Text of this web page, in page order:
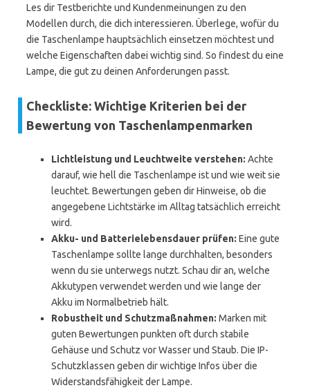
Les dir Testberichte und Kundenmeinungen zu den
Modellen durch, die dich interessieren. Überlege, wofür du
die Taschenlampe hauptsächlich einsetzen möchtest und
welche Eigenschaften dabei wichtig sind. So findest du eine
Lampe, die gut zu deinen Anforderungen passt.
Checkliste: Wichtige Kriterien bei der
Bewertung von Taschenlampenmarken
Lichtleistung und Leuchtweite verstehen: Achte
darauf, wie hell die Taschenlampe ist und wie weit sie
leuchtet. Bewertungen geben dir Hinweise, ob die
angegebene Lichtstärke im Alltag tatsächlich erreicht
wird.
Akku- und Batterielebensdauer prüfen: Eine gute
Taschenlampe sollte lange durchhalten, besonders
wenn du sie unterwegs nutzt. Schau dir an, welche
Akkutypen verwendet werden und wie lange der
Akku im Normalbetrieb hält.
Robustheit und Schutzmaßnahmen: Marken mit
guten Bewertungen punkten oft durch stabile
Gehäuse und Schutz vor Wasser und Staub. Die IP-
Schutzklassen geben dir wichtige Infos über die
Widerstandsfähigkeit der Lampe.